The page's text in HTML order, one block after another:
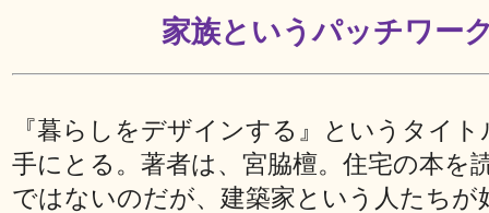
家族というパッチワー
『暮らしをデザインする』というタイ
手にとる。著者は、宮脇檀。住宅の本を
ではないのだが、建築家という人たちが